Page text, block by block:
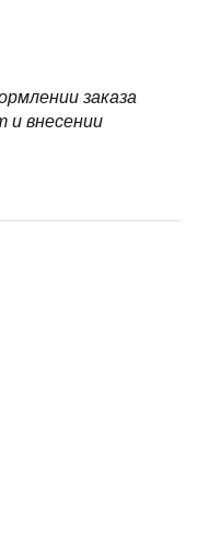
заказа
и внесении